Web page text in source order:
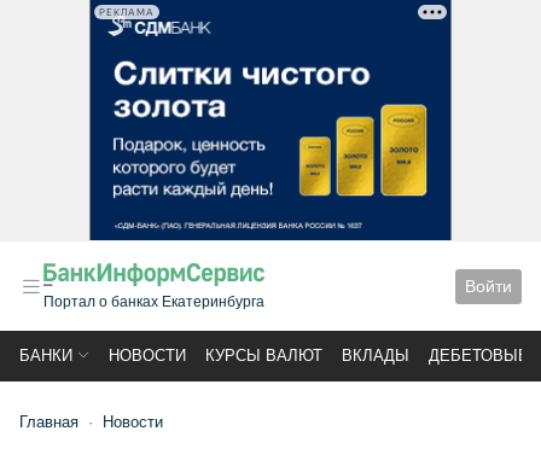
РЕКЛАМА
Портал о банках Екатеринбурга
Войти
БАНКИ НОВОСТИ КУРСЫ ВАЛЮТ ВКЛАДЫ ДЕБЕТОВЫЕ
Главная Новости